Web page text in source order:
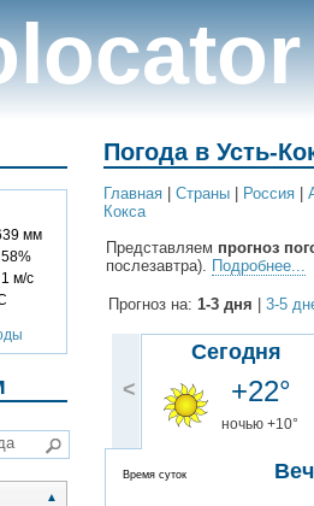
мм
м/с
▲
Погода в Усть-
Главная Cтраны Россия
Кокса
Представляем прогноз
послезавтра). Подробнее...
Прогноз на: 1-3 дня 3-5
<
Сегодня
+22°
ночью +10°
Время суток